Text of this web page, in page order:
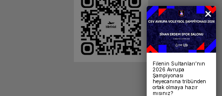
Filenin Sultanları’nın
2026 Avrupa
Şampiyonası
heyecanına tribünden
ortak olmaya hazır
mısınız?